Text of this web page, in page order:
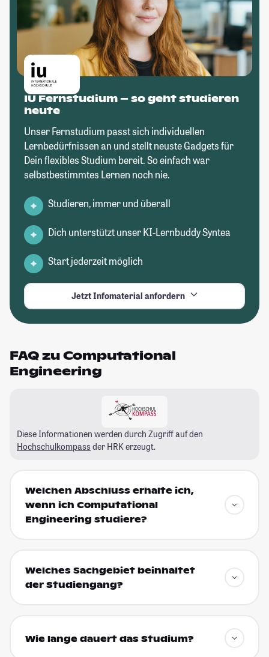
IU Fernstudium – so geht studieren
heute
Unser Fernstudium passt sich individuellen
Lernbedürfnissen an und stellt neuste Gadgets für
Dein flexibles Studium bereit. So einfach war
selbstbestimmtes Lernen noch nie.
Studieren, immer und überall
Dich unterstützt unser KI-Lernbuddy Syntea
Start jederzeit möglich
Jetzt Infomaterial anfordern
FAQ zu Computational
Engineering
Diese Informationen werden durch Zugriff auf den
Hochschulkompass der HRK erzeugt.
Welchen Abschluss erhalte ich,
wenn ich Computational
Engineering studiere?
Welches Sachgebiet beinhaltet
der Studiengang?
Wie lange dauert das Studium?